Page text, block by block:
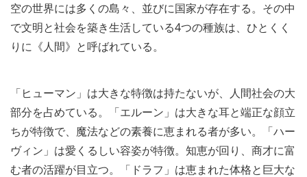
空の世界には多くの島々、並びに国家が存在する。その中
で文明と社会を築き生活している4つの種族は、ひとくく
りに《人間》と呼ばれている。
「ヒューマン」は大きな特徴は持たないが、人間社会の大
部分を占めている。「エルーン」は大きな耳と端正な顔立
ちが特徴で、魔法などの素養に恵まれる者が多い。「ハー
ヴィン」は愛くるしい容姿が特徴。知恵が回り、商才に富
む者の活躍が目立つ。「ドラフ」は恵まれた体格と巨大な